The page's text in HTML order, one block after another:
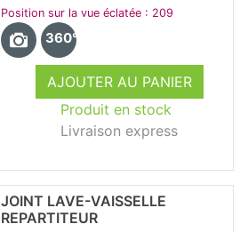
AJOUTER AU PANIER
Produit en stock
Livraison express
Position sur la vue éclatée : 209
360°
JOINT LAVE-VAISSELLE
REPARTITEUR